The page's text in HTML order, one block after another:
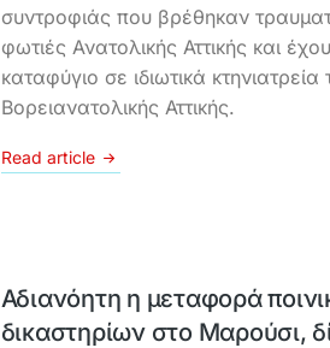
συντροφιάς που βρέθηκαν
φωτιές Ανατολικής Αττικής και
καταφύγιο σε ιδιωτικά κτηνιατρεία
Βορειανατολικής Αττικής.
Read article
Αδιανόητη η μεταφορά
δικαστηρίων στο Μαρούσι,